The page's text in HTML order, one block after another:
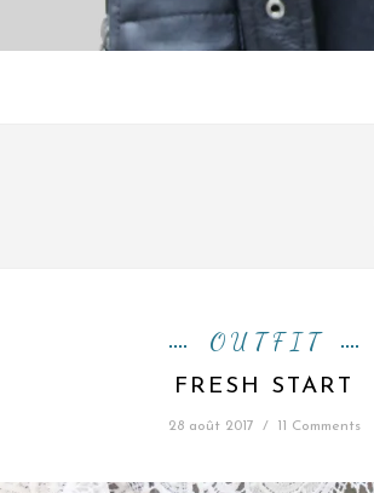
O U T F I T
FRESH START
28 août 2017 / 11 Comments